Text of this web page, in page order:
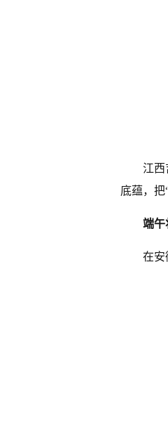
江
底蕴，把
端午
在安